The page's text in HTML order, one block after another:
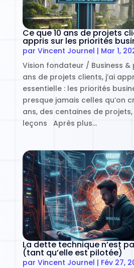
Ce que 10 ans de projets
appris sur les priorités
par Vincent Journel | Mar 1,
Vision fondateur / Business
ans de projets clients, j’ai
essentielle : les priorités
presque jamais celles qu’on
ans, des centaines de
leçons Après plus…
La dette technique n’est
(tant qu’elle est pilotée)
par Vincent Journel | Fév 27,